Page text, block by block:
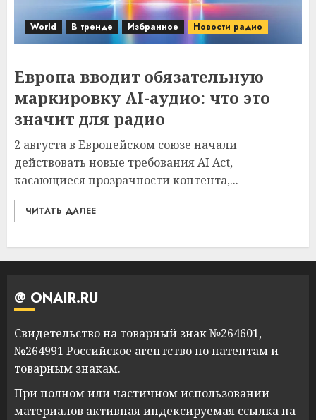
World В тренде Избранное Новости радио
Европа вводит обязательную
маркировку AI-аудио: что это
значит для радио
2 августа в Европейском союзе начали
действовать новые требования AI Act,
касающиеся прозрачности контента,...
ЧИТАТЬ ДАЛЕЕ
@ ONAIR.RU
Свидетельство на товарный знак №264601,
№264991 Российское агентство по патентам и
товарным знакам.
При полном или частичном использовании
материалов активная индексируемая ссылка на